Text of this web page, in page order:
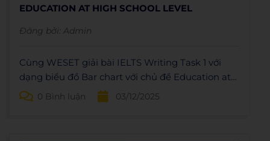
EDUCATION AT HIGH SCHOOL LEVEL
Đăng bởi: Admin
Cùng WESET giải bài IELTS Writing Task 1 với
dạng biểu đồ Bar chart với chủ đề Education at
high school level: Dàn bài, bài mẫu và vocabulary.
0 Bình luận 03/12/2025